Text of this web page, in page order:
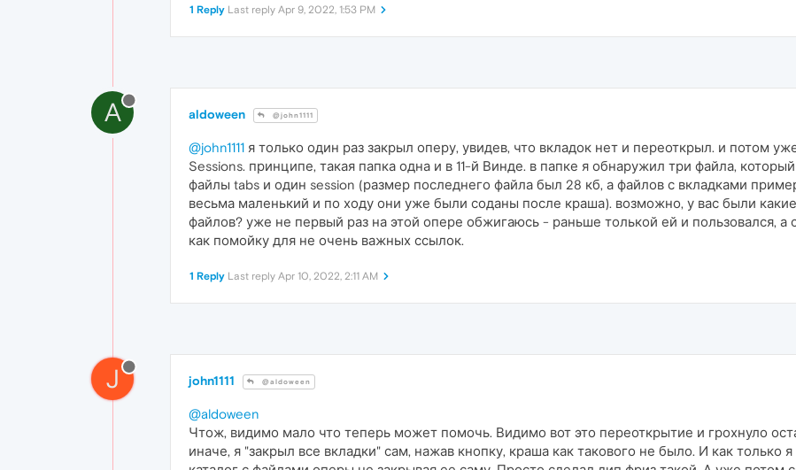
1 Reply Last reply Apr 9, 2022, 1:53 PM
A aldoween @john1111
@john1111 я только один раз закрыл оперу, увидев, что вкладок нет и переоткрыл. и потом
Sessions. принципе, такая папка одна и в 11-й Винде. в папке я обнаружил три файла,
файлы tabs и один session (размер последнего файла был 28 кб, а файлов с вкладками
весьма маленький и по ходу они уже были соданы после краша). возможно, у вас были
файлов? уже не первый раз на этой опере обжигаюсь - раньше толькой ей и пользовался, а
как помойку для не очень важных ссылок.
1 Reply Last reply Apr 10, 2022, 2:11 AM
J john1111 @aldoween
@aldoween
Чтож, видимо мало что теперь может помочь. Видимо вот это переоткрытие и грохнуло
иначе, я "закрыл все вкладки" сам, нажав кнопку, краша как такового не было. И как только